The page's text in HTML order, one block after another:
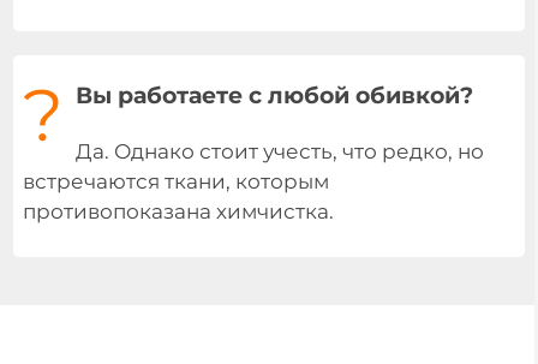
? Вы работаете с любой обивкой?
Да. Однако стоит учесть, что редко, но
встречаются ткани, которым
противопоказана химчистка.